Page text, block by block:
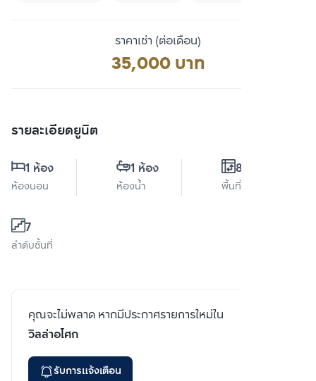
ราคาเช่า (ต่อเดือน)
35,000 บาท
รายละเอียดยูนิต
1 ห้อง
ห้องนอน
1 ห้อง
ห้องน้ำ
80 ตร.ม.
พื้นที่ใช้สอย
7
ลำดับชั้นที่
คุณจะไม่พลาด หากมีประกาศรายการใหม่ใน
วิลล่าอโศก
รับการแจ้งเตือน